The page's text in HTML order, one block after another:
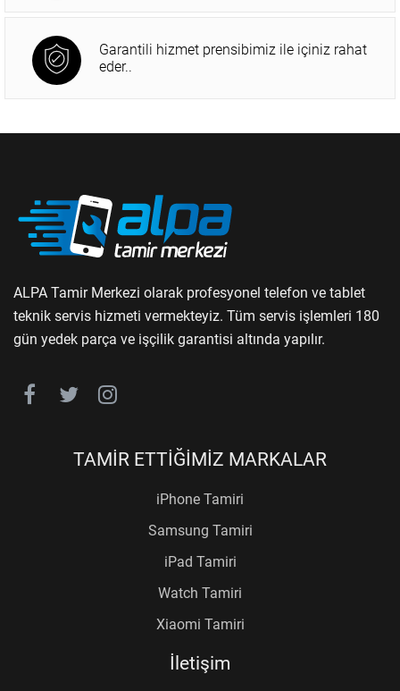
Garantili hizmet prensibimiz ile içiniz rahat
eder..
ALPA Tamir Merkezi olarak profesyonel telefon ve tablet
teknik servis hizmeti vermekteyiz. Tüm servis işlemleri 180
gün yedek parça ve işçilik garantisi altında yapılır.
TAMİR ETTİĞİMİZ MARKALAR
iPhone Tamiri
Samsung Tamiri
iPad Tamiri
Watch Tamiri
Xiaomi Tamiri
İletişim